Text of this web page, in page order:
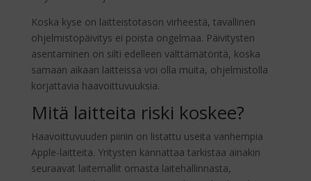
Koska kyse on laitteistotason virheestä, tavallinen
ohjelmistopäivitys ei poista ongelmaa. Päivitysten
asentaminen on silti edelleen välttämätöntä, koska
samaan aikaan laitteissa voi olla muita, ohjelmistolla
korjattavia haavoittuvuuksia.
Mitä laitteita riski koskee?
Haavoittuvuuden piiriin on listattu useita vanhempia
Apple-laitteita. Yritysten kannattaa tarkistaa ainakin
seuraavat laitemallit omasta laitehallinnasta,